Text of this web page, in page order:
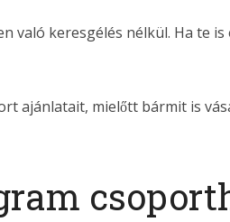
való keresgélés nélkül. Ha te is
ajánlatait, mielőtt bármit is